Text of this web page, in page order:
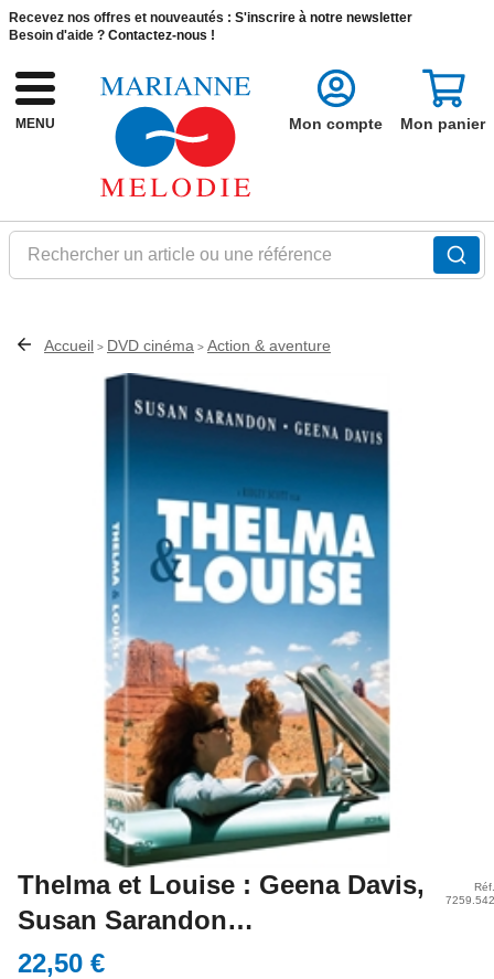
Recevez nos offres et nouveautés : S'inscrire à notre newsletter
Besoin d'aide ? Contactez-nous !
MENU
Rechercher un article ou une référence
Mon compte Mon panier
Accueil > DVD cinéma > Action & aventure
Thelma et Louise : Geena Davis,
Susan Sarandon…
Réf.
7259.542
22,50 €